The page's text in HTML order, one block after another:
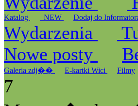
Katalog _NEW Dodaj do
Wydarzenia
Nowe posty
Galeria zdj�� E-kartki Wici Filmy
7